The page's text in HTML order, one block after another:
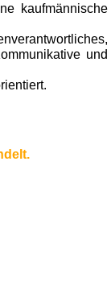
kaufmännische
und